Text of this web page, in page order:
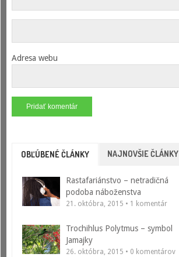
Adresa webu
OBĽÚBENÉ ČLÁNKY NAJNOVŠIE ČLÁNKY
Rastafariánstvo – netradičná
podoba náboženstva
21. októbra, 2015 • 1 komentár
Trochihlus Polytmus – symbol
Jamajky
26. októbra, 2015 • 0 komentárov